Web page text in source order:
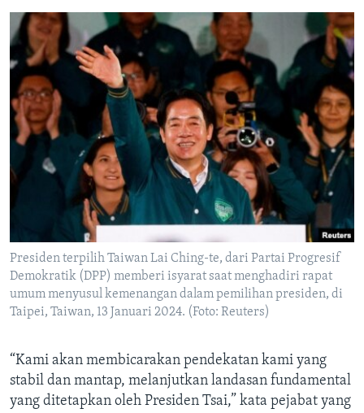
Presiden terpilih Taiwan Lai Ching-te, dari Partai Progresif
Demokratik (DPP) memberi isyarat saat menghadiri rapat
umum menyusul kemenangan dalam pemilihan presiden, di
Taipei, Taiwan, 13 Januari 2024. (Foto: Reuters)
“Kami akan membicarakan pendekatan kami yang
stabil dan mantap, melanjutkan landasan fundamental
yang ditetapkan oleh Presiden Tsai,” kata pejabat yang